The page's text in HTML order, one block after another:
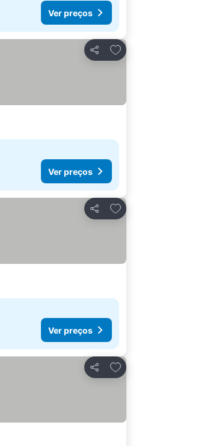
Ver preços
Partilhar
Adicionar aos favoritos
Ver preços
Partilhar
Adicionar aos favoritos
Ver preços
Partilhar
Adicionar aos favoritos